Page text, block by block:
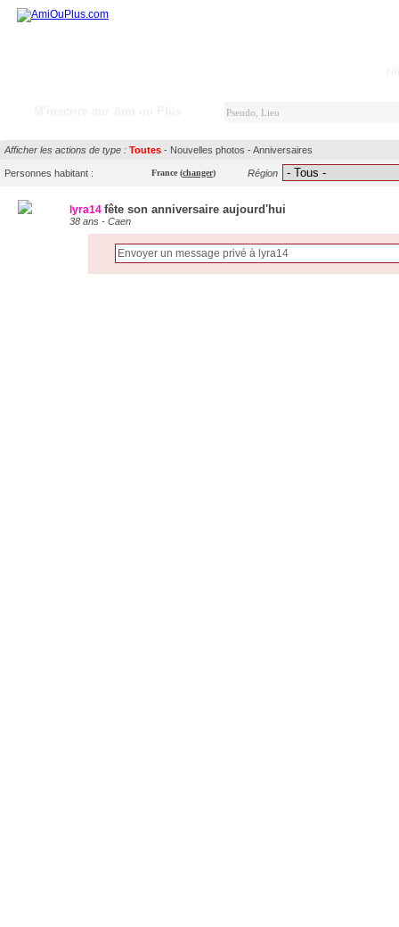
Afficher les actions de type : Toutes - Nouvelles photos -Anniversaires
Personnes habitant : France (changer) Région
lyra14 fête son anniversaire aujourd'hui
38 ans - Caen